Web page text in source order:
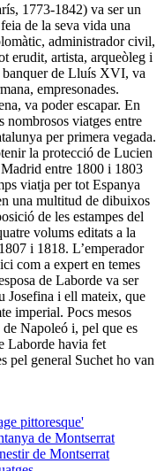
1773-1842) va ser un
de la seva vida una
administrador civil,
erudit, artista, arqueòleg i
banquer de Lluís XVI, va
empresonades.
va poder escapar. En
nombrosos viatges entre
per primera vegada.
la protecció de Lucien
entre 1800 i 1803
viatja per tot Espanya
una multitud de dibuixos
de les estampes del
volums editats a la
i 1818. L’emperador
com a expert en temes
de Laborde va ser
Josefina i ell mateix, que
imperial. Pocs mesos
Napoleó i, pel que es
Laborde havia fet
pel general Suchet ho van